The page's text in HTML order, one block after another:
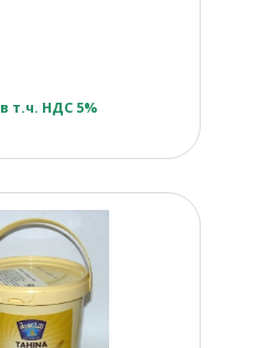
в т.ч. НДС 5%